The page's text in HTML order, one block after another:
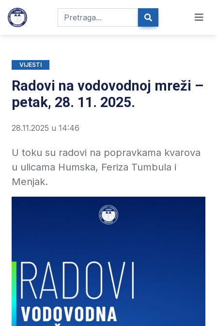
VIJESTI
Radovi na vodovodnoj mreži –
petak, 28. 11. 2025.
28.11.2025 u 14:46
U toku su radovi na popravkama kvarova
u ulicama Humska, Feriza Tumbula i
Menjak.